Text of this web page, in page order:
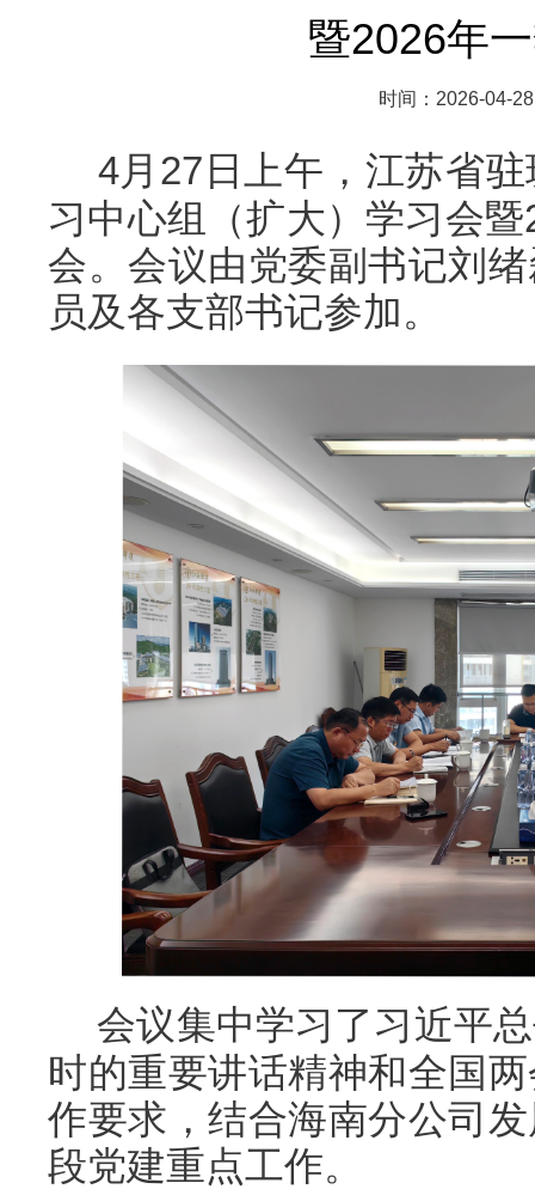
暨2026年
时间：2026-04-28
4月27日上午，江苏省
习中心组（扩大）学习会
会。会议由党委副书记刘
员及各支部书记参加。
会议集中学习了习近平
时的重要讲话精神和全国
作要求，结合海南分公司
段党建重点工作。